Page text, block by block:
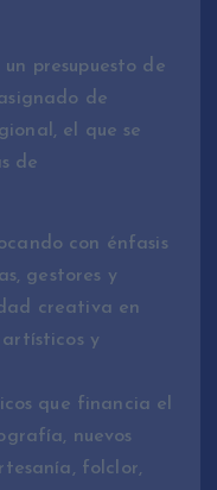
presupuesto de
de
el que se
de
con énfasis
gestores y
creativa en
y
que financia el
nuevos
folclor,